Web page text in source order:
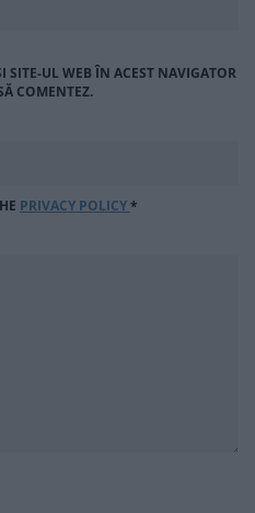
SITE-UL WEB ÎN ACEST NAVIGATOR
COMENTEZ.
PRIVACY POLICY*